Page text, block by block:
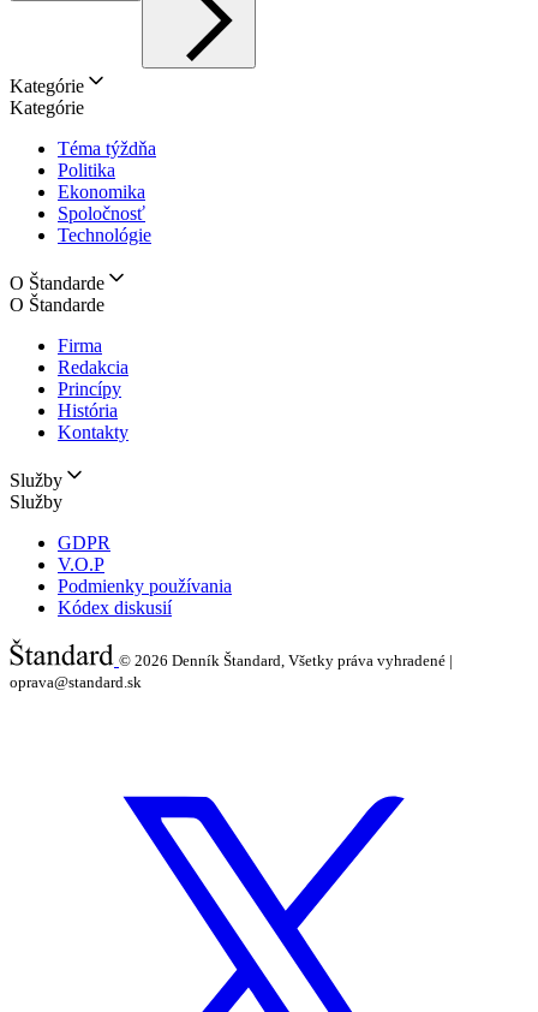
Kategórie
Kategórie
Téma týždňa
Politika
Ekonomika
Spoločnosť
Technológie
O Štandarde
O Štandarde
Firma
Redakcia
Princípy
História
Kontakty
Služby
Služby
GDPR
V.O.P
Podmienky používania
Kódex diskusií
© 2026 Denník Štandard, Všetky práva vyhradené |
oprava@standard.sk